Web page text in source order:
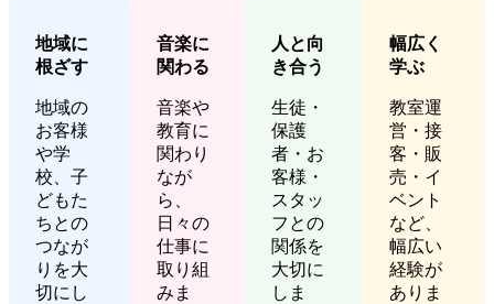
地域に
根ざす
地域の
お客様
や学
校、子
どもた
ちとの
つなが
りを大
切にし
音楽に
関わる
音楽や
教育に
関わり
なが
ら、
日々の
仕事に
取り組
みま
人と向
き合う
生徒・
保護
者・お
客様・
スタッ
フとの
関係を
大切に
しま
幅広く
学ぶ
教室運
営・接
客・販
売・イ
ベント
など、
幅広い
経験が
ありま